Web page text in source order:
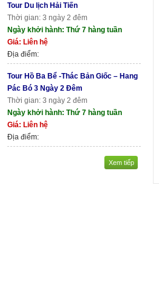
Tour Du lịch Hải Tiến
Thời gian: 3 ngày 2 đêm
Ngày khởi hành: Thứ 7 hàng tuần
Giá: Liên hệ
Địa điểm:
Tour Hồ Ba Bể -Thác Bản Giốc – Hang
Pác Bó 3 Ngày 2 Đêm
Thời gian: 3 ngày 2 đêm
Ngày khởi hành: Thứ 7 hàng tuần
Giá: Liên hệ
Địa điểm:
Xem tiếp